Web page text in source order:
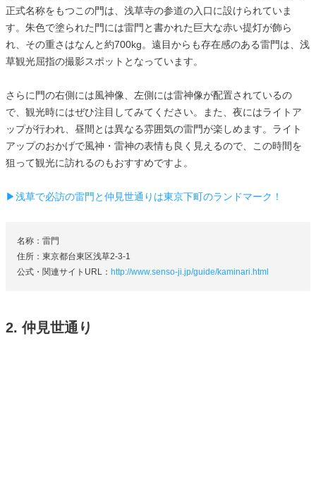
正式名称をもつこの門は、浅草寺の参道の入口に設けられていま
す。朱色で塗られた門には雷門と書かれた巨大な赤い提灯が飾ら
れ、その重さはなんと約700kg。遠目からも存在感のある雷門は、浅
草観光屈指の撮影スポットとなっています。
さらに門の右側には風神像、左側には雷神像が配置されているの
で、観光時にはぜひ注目してみてください。また、夜にはライトア
ップが行われ、昼間とは異なる雰囲気の雷門が楽しめます。ライト
アップのおかげで風神・雷神の表情も良く見えるので、この時間を
狙って観光に訪れるのもおすすめですよ。
▶浅草で必訪の雷門と仲見世通りは東京下町のランドマーク！
名称：雷門
住所：東京都台東区浅草2-3-1
公式・関連サイトURL： http://www.senso-ji.jp/guide/kaminari.html
2. 仲見世通り